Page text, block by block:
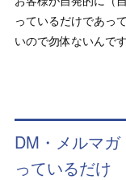
っているだけであっ
いので勿体ないんです
DM・メルマ
っているだけ